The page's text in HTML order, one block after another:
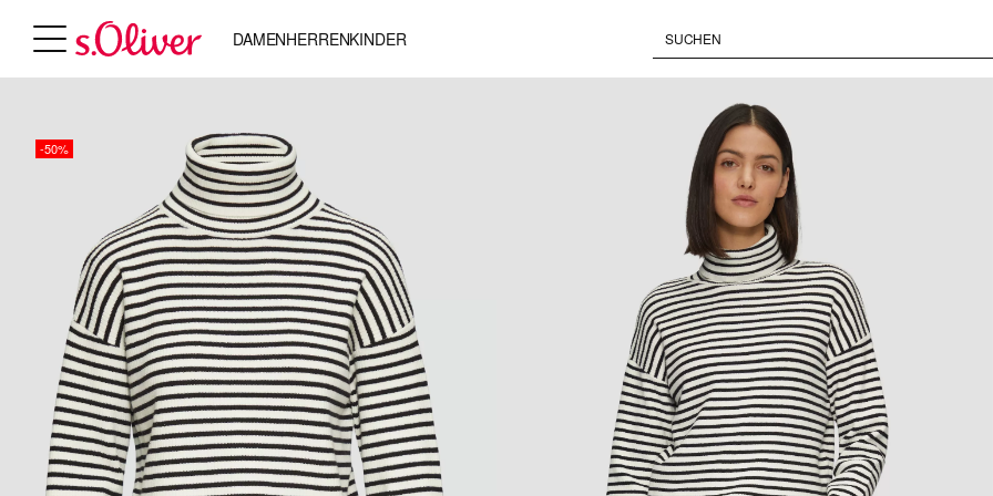
DAMENHERRENKINDER
-50%